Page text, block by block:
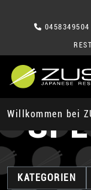
0458349504
Willkommen bei
KATEGORIEN